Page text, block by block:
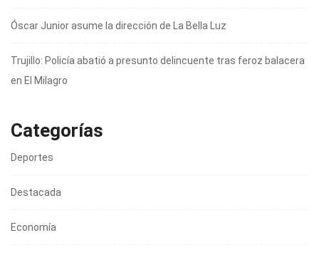
Óscar Junior asume la dirección de La Bella Luz
Trujillo: Policía abatió a presunto delincuente tras feroz balacera
en El Milagro
Categorías
Deportes
Destacada
Economía